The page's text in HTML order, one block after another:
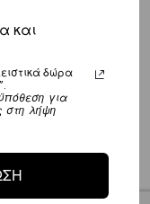
και
δώρα
για
στη λήψη